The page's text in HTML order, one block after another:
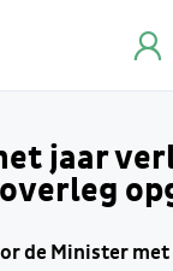
jaar
de Minister